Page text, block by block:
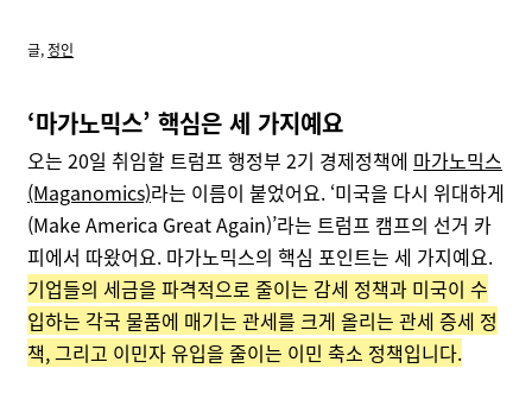
글,정인
‘마가노믹스’ 핵심은 세 가지예요
오는 20일 취임할 트럼프 행정부 2기 경제정책에 마가노믹스
(Maganomics)라는 이름이 붙었어요. ‘미국을 다시 위대하게
(Make America Great Again)’라는 트럼프 캠프의 선거 카
피에서 따왔어요. 마가노믹스의 핵심 포인트는 세 가지예요.
기업들의 세금을 파격적으로 줄이는 감세 정책과 미국이 수
입하는 각국 물품에 매기는 관세를 크게 올리는 관세 증세 정
책, 그리고 이민자 유입을 줄이는 이민 축소 정책입니다.